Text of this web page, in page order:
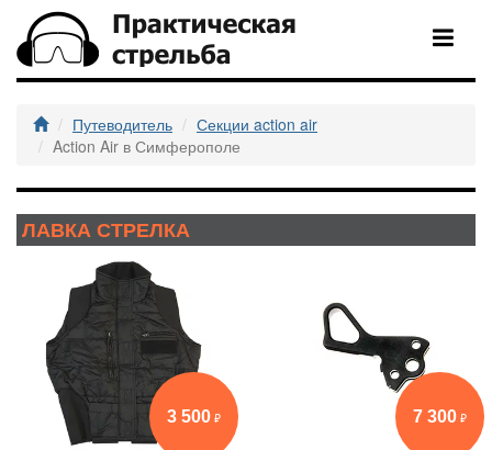
Путеводитель
Секции action air
Action Air в Симферополе
ЛАВКА СТРЕЛКА
3 500 7 300